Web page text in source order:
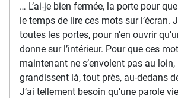
… L’ai-je bien fermée, la porte pour
le temps de lire ces mots sur l’écran.
toutes les portes, pour n’en ouvrir
donne sur l’intérieur. Pour que ces
maintenant ne s’envolent pas au
grandissent là, tout près, au-dedans
J’ai tellement besoin qu’une parole